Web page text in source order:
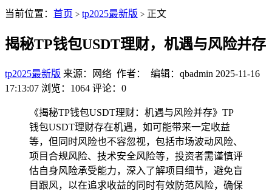
当前位置： 首页 > tp2025最新版 > 正文
揭秘TP钱包USDT理财，机遇与风险并存
tp2025最新版 来源：网络 作者： 编辑：qbadmin 2025-11-16
17:13:07 浏览：1064 评论：0
《揭秘TP钱包USDT理财：机遇与风险并存》TP
钱包USDT理财存在机遇，如可能带来一定收益
等，但同时风险也不容忽视，包括市场波动风险、
项目合规风险、技术安全风险等，投资者需谨慎评
估自身风险承受能力，深入了解项目细节，避免盲
目跟风，以在追求收益的同时有效防范风险，确保